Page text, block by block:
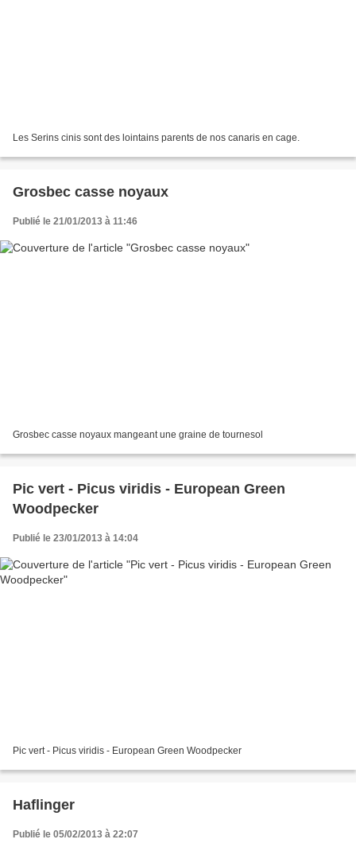
Les Serins cinis sont des lointains parents de nos canaris en cage.
Grosbec casse noyaux
Publié le 21/01/2013 à 11:46
Grosbec casse noyaux mangeant une graine de tournesol
Pic vert - Picus viridis - European Green
Woodpecker
Publié le 23/01/2013 à 14:04
Pic vert - Picus viridis - European Green Woodpecker
Haflinger
Publié le 05/02/2013 à 22:07